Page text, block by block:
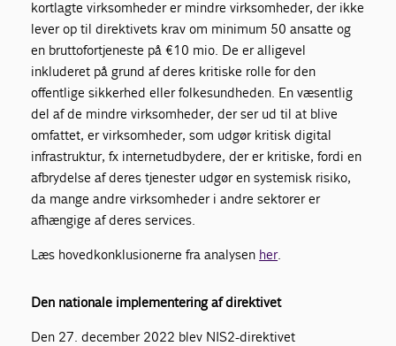
kortlagte virksomheder er mindre virksomheder, der ikke
lever op til direktivets krav om minimum 50 ansatte og
en bruttofortjeneste på €10 mio. De er alligevel
inkluderet på grund af deres kritiske rolle for den
offentlige sikkerhed eller folkesundheden. En væsentlig
del af de mindre virksomheder, der ser ud til at blive
omfattet, er virksomheder, som udgør kritisk digital
infrastruktur, fx internetudbydere, der er kritiske, fordi en
afbrydelse af deres tjenester udgør en systemisk risiko,
da mange andre virksomheder i andre sektorer er
afhængige af deres services.
Læs hovedkonklusionerne fra analysen her.
Den nationale implementering af direktivet
Den 27. december 2022 blev NIS2-direktivet